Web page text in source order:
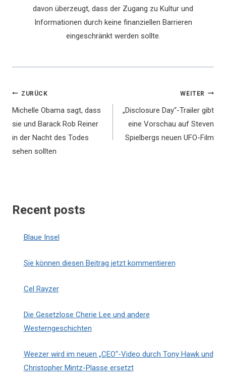
davon überzeugt, dass der Zugang zu Kultur und
Informationen durch keine finanziellen Barrieren
eingeschränkt werden sollte.
Beitragsnavigation
ZURÜCK
Michelle Obama sagt, dass
sie und Barack Rob Reiner
in der Nacht des Todes
sehen sollten
WEITER
„Disclosure Day“-Trailer gibt
eine Vorschau auf Steven
Spielbergs neuen UFO-Film
Recent posts
Blaue Insel
Sie können diesen Beitrag jetzt kommentieren
Cel Rayzer
Die Gesetzlose Cherie Lee und andere
Westerngeschichten
Weezer wird im neuen „CEO“-Video durch Tony Hawk und
Christopher Mintz-Plasse ersetzt